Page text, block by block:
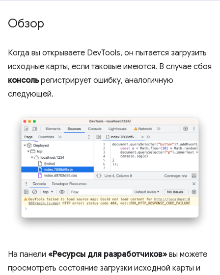
Обзор
Когда вы открываете DevTools, он пытается загрузить
исходные карты, если таковые имеются. В случае сбоя
консольрегистрирует ошибку, аналогичную
следующей.
На панели «Ресурсы для разработчиков» вы можете
просмотреть состояние загрузки исходной карты и